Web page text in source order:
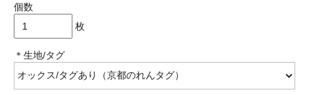
個数
枚
＊生地/タグ